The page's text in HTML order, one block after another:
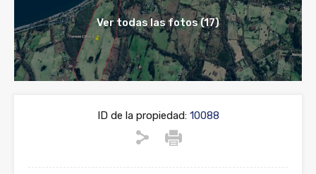
Ver todas las fotos (17)
ID de la propiedad:10088